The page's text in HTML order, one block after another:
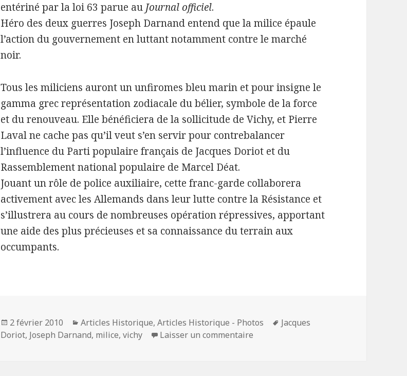
entériné par la loi 63 parue au Journal officiel.
Héro des deux guerres Joseph Darnand entend que la milice épaule
l’action du gouvernement en luttant notamment contre le marché
noir.
Tous les miliciens auront un unfiromes bleu marin et pour insigne le
gamma grec représentation zodiacale du bélier, symbole de la force
et du renouveau. Elle bénéficiera de la sollicitude de Vichy, et Pierre
Laval ne cache pas qu’il veut s’en servir pour contrebalancer
l’influence du Parti populaire français de Jacques Doriot et du
Rassemblement national populaire de Marcel Déat.
Jouant un rôle de police auxiliaire, cette franc-garde collaborera
activement avec les Allemands dans leur lutte contre la Résistance et
s’illustrera au cours de nombreuses opération répressives, apportant
une aide des plus précieuses et sa connaissance du terrain aux
occumpants.
Publié
le
2 février 2010 Catégories
Articles Historique,Articles Historique - Photos
Mots-
Jacques
Doriot, Joseph Darnand, milice,vichy Laisser un commentaire